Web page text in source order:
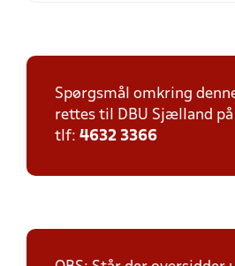
Spørgsmål omkring
rettes til DBU Sjælland på
tlf: 4632 3366